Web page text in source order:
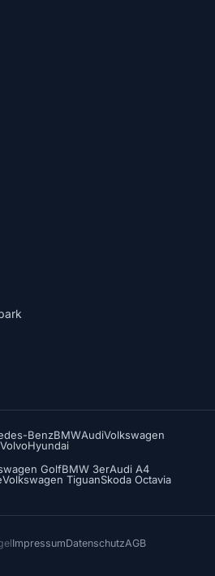
BenzBMWAudiVolkswagen
VolvoHyundai
GolfBMW 3erAudi A4
Volkswagen TiguanSkoda Octavia
ImpressumDatenschutzAGB